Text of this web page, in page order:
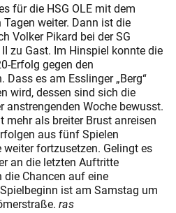
für die HSG OLE mit dem
weiter. Dann ist die
Volker Pikard bei der SG
zu Gast. Im Hinspiel konnte die
Erfolg gegen den
es am Esslinger „Berg“
wird, dessen sind sich die
anstrengenden Woche bewusst.
mehr als breiter Brust anreisen
aus fünf Spielen
weiter fortzusetzen. Gelingt es
an die letzten Auftritte
Chancen auf eine
ist am Samstag um
ras